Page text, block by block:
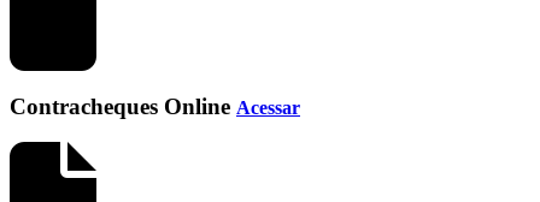
Contracheques Online Acessar